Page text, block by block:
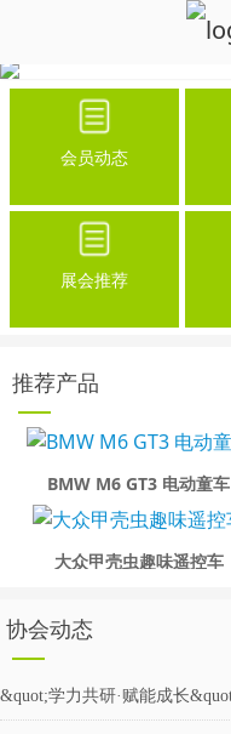
会员动态
展会推荐
推荐产品
BMW M6 GT3 电动童车
大众甲壳虫趣味遥控车
协会动态